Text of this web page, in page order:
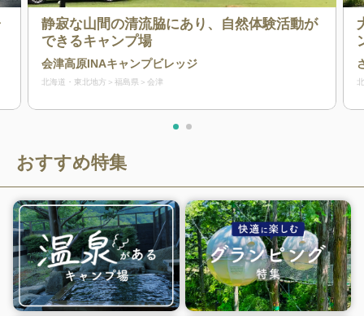
静寂な山間の清流脇にあり、自然体験活動が
できるキャンプ場
会津高原INAキャンプビレッジ
北海道・東北地方 福島県 会津
おすすめ特集